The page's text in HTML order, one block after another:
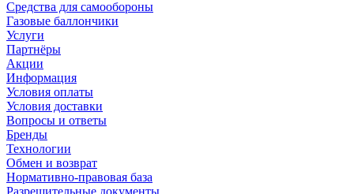
Средства для самообороны
Газовые баллончики
Услуги
Партнёры
Акции
Информация
Условия оплаты
Условия доставки
Вопросы и ответы
Бренды
Технологии
Обмен и возврат
Нормативно-правовая база
Разрешительные документы